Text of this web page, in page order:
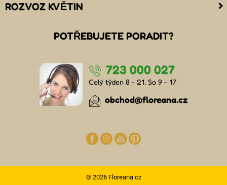
ROZVOZ KVĚTIN
Kam doručujeme květiny
Cena za doručení květin
Doručení květin sledujete online
Kdo jsou lidé, kteří doručují kytice
Odkud květiny doručujeme
POTŘEBUJETE PORADIT?
723 000 027
Celý týden 8 - 21, So 9 - 17
obchod@floreana.cz
© 2026 Floreana.cz